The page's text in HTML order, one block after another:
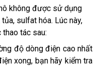
không được sử dụng
sulfat hóa. Lúc này,
tác sau:
độ dòng điện cao nhất
xong, bạn hãy kiểm tra